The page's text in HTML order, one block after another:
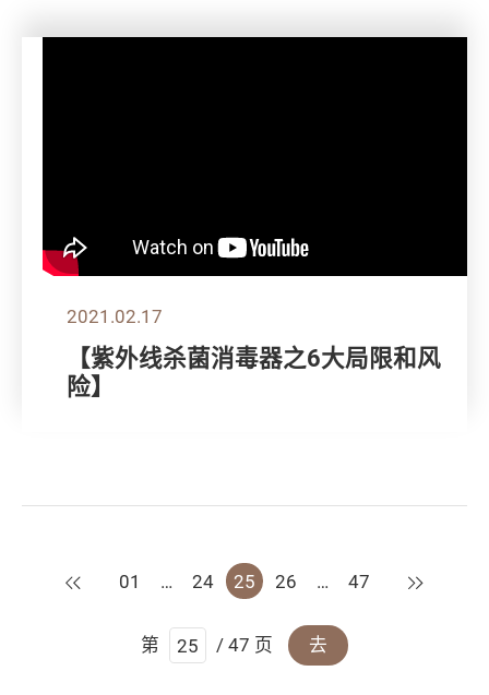
2021.02.17
【紫外线杀菌消毒器之6大局限和风
险】
上一页
01 … 24 25 26 … 47 下一页
第 / 47 页 去